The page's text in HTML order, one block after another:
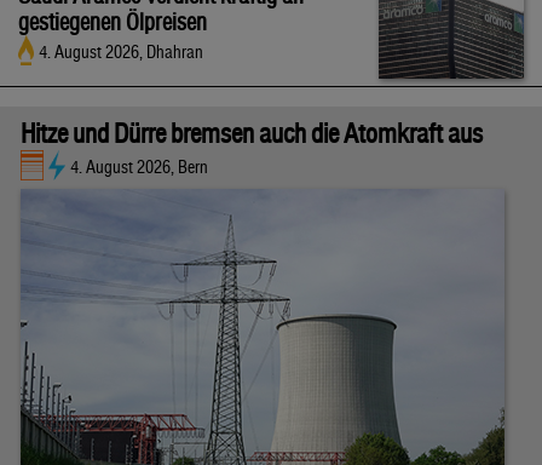
gestiegenen Ölpreisen
4. August 2026, Dhahran
Hitze und Dürre bremsen auch die Atomkraft aus
4. August 2026, Bern